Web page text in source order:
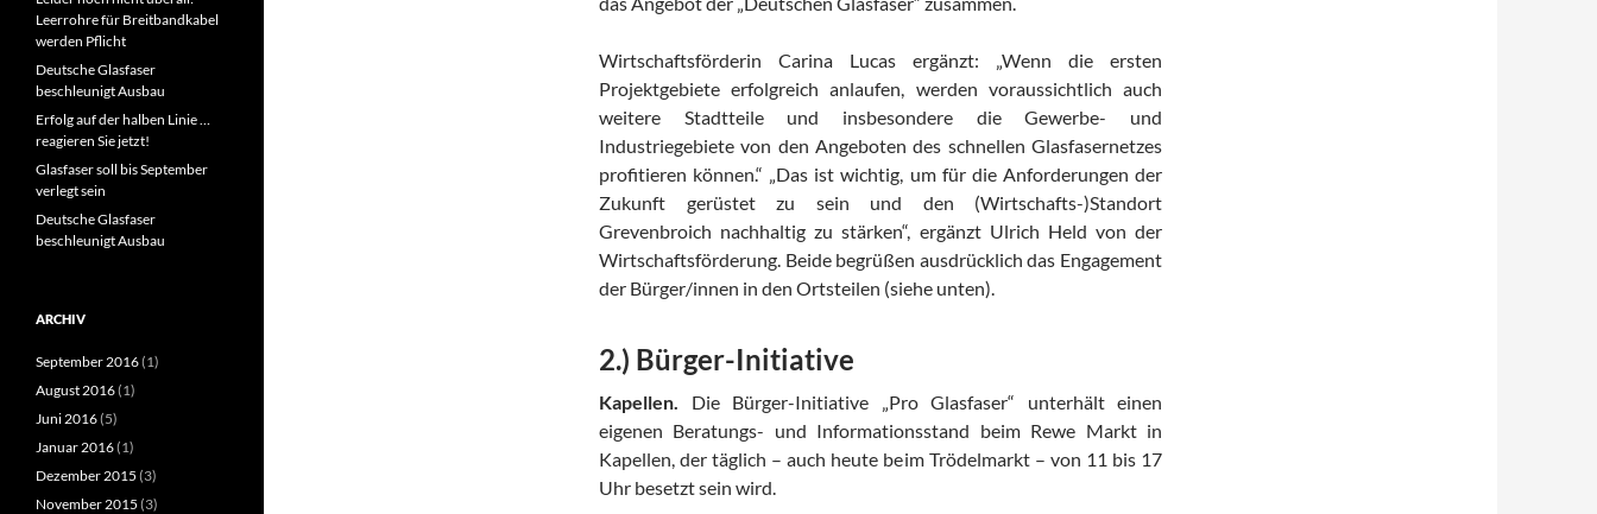
Wirtschaftsförderin Carina Lucas ergänzt: „Wenn die ersten
Projektgebiete erfolgreich anlaufen, werden voraussichtlich auch
weitere Stadtteile und insbesondere die Gewerbe- und
Industriegebiete von den Angeboten des schnellen Glasfasernetzes
profitieren können.“ „Das ist wichtig, um für die Anforderungen der
Zukunft gerüstet zu sein und den (Wirtschafts-)Standort
Grevenbroich nachhaltig zu stärken“, ergänzt Ulrich Held von der
Wirtschaftsförderung. Beide begrüßen ausdrücklich das Engagement
der Bürger/innen in den Ortsteilen (siehe unten).
2.) Bürger-Initiative
Kapellen. Die Bürger-Initiative „Pro Glasfaser“ unterhält einen
eigenen Beratungs- und Informationsstand beim Rewe Markt in
Kapellen, der täglich – auch heute beim Trödelmarkt – von 11 bis 17
Uhr besetzt sein wird.
Leerrohre für Breitbandkabel
werden Pflicht
Deutsche Glasfaser
beschleunigt Ausbau
Erfolg auf der halben Linie …
reagieren Sie jetzt!
Glasfaser soll bis September
verlegt sein
Deutsche Glasfaser
beschleunigt Ausbau
ARCHIV
September 2016(1)
August 2016(1)
Juni 2016(5)
Januar 2016(1)
Dezember 2015 (3)
November 2015 (3)